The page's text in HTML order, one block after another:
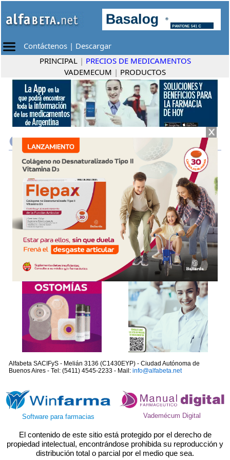
Contáctenos | Descargar
PRINCIPAL | PRECIOS DE MEDICAMENTOS
VADEMECUM | PRODUCTOS
Alfabeta SACIFyS - Melián 3136 (C1430EYP) - Ciudad Autónoma de
Buenos Aires - Tel: (5411) 4545-2233 - Mail: info@alfabeta.net
Software para farmacias Vademécum Digital
El contenido de este sitio está protegido por el derecho de
propiedad intelectual, encontrándose prohibida su reproducción y
distribución total o parcial por el medio que sea.